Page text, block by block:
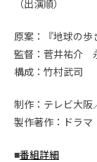
（出演順）
原案：『地球の歩
監督：菅井祐介
構成：竹村武司
制作：テレビ大阪
製作著作：ドラマ
■番組詳細